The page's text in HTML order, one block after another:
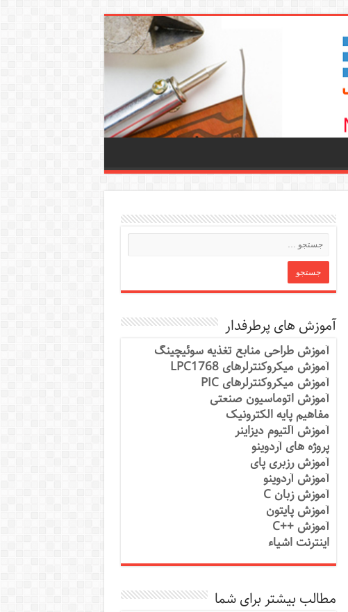
آموزش های پرطرفدار
آموزش طراحی منابع تغذیه سوئیچینگ
آموزش میکروکنترلرهای LPC1768
آموزش میکروکنترلرهای PIC
آموزش اتوماسیون صنعتی
مفاهیم پایه الکترونیک
آموزش آلتیوم دیزاینر
پروژه های آردوینو
آموزش رزبری پای
آموزش آردوینو
آموزش زبان C
آموزش پایتون
آموزش ++C
اینترنت اشیاء
مطالب بیشتر برای شما